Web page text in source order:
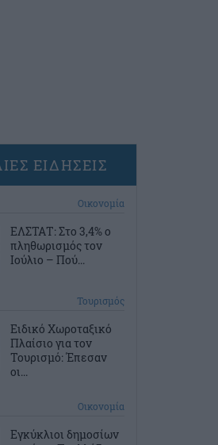
ΕΙΔΗΣΕΙΣ
Οικονομία
ΕΛΣΤΑΤ: Στο 3,4% ο
πληθωρισμός τον
Ιούλιο – Πού...
Τουρισμός
Ειδικό Χωροταξικό
Πλαίσιο για τον
Τουρισμό: Έπεσαν
οι...
Οικονομία
Εγκύκλιοι δημοσίων